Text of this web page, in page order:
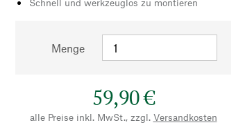
Menge
59,90 €
alle Preise inkl. MwSt., zzgl. Versandkosten